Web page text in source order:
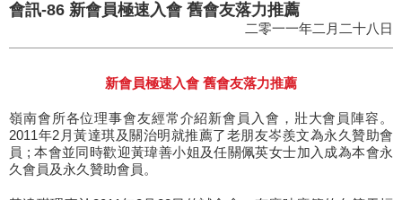
會訊-86 新會員極速入會 舊會友落力推薦
二零一一年二月二十八日
新會員極速入會 舊會友落力推薦
嶺南會所各位理事會友經常介紹新會員入會，壯大會員陣容。
2011年2月黃達琪及關治明就推薦了老朋友岑羨文為永久贊助會
員 ; 本會並同時歡迎黃瑋善小姐及任關佩英女士加入成為本會永
久會員及永久贊助會員。